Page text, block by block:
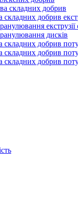
складних добрив
складних добрив
дисків
складних добрив
складних добрив
складних добрив